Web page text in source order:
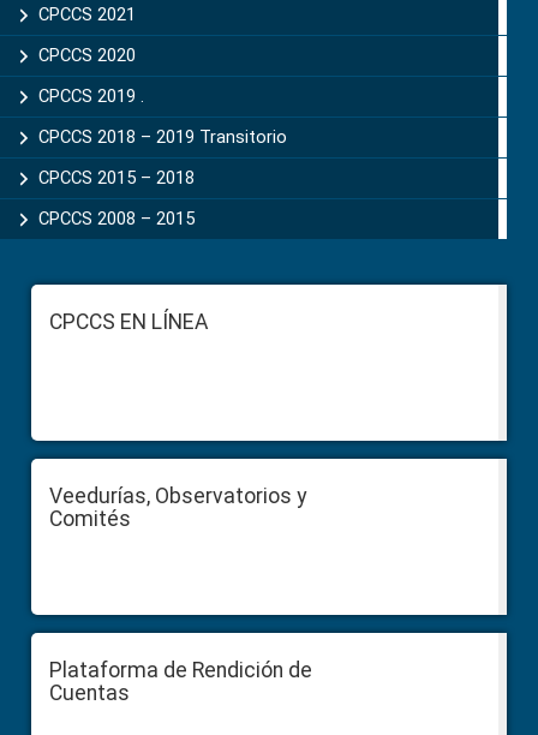
CPCCS 2021
CPCCS 2020
CPCCS 2019 .
CPCCS 2018 – 2019 Transitorio
CPCCS 2015 – 2018
CPCCS 2008 – 2015
FooterCPCCS EN LÍNEA
Veedurías, Observatorios y
Comités
Plataforma de Rendición de
Cuentas